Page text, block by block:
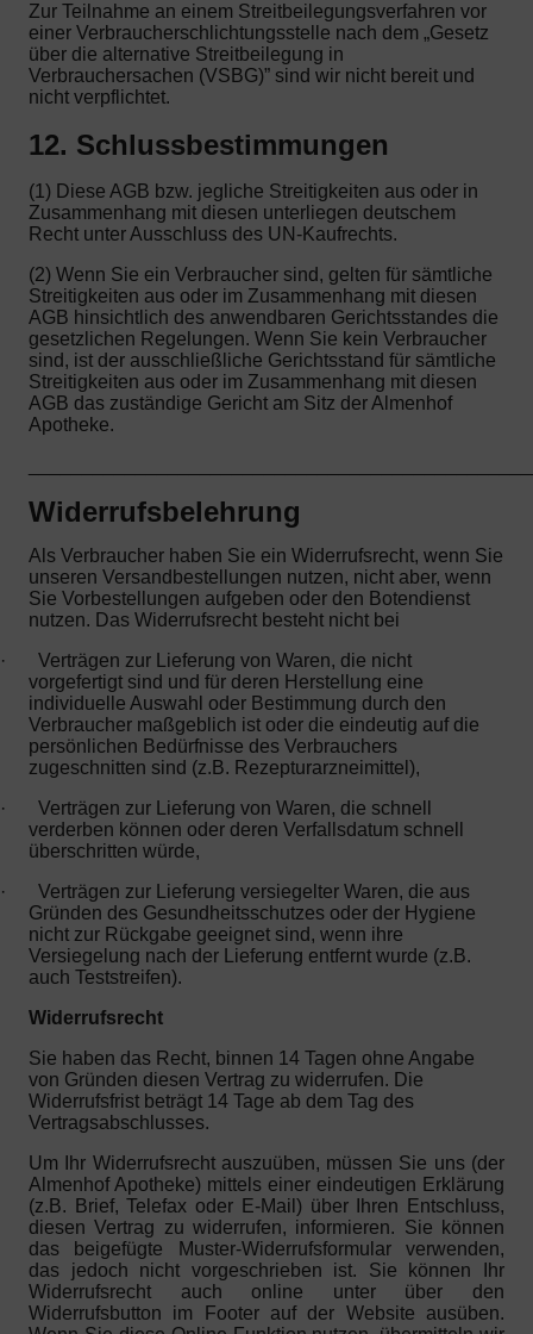
Zur Teilnahme an einem Streitbeilegungsverfahren vor
einer Verbraucherschlichtungsstelle nach dem „Gesetz
über die alternative Streitbeilegung in
Verbrauchersachen (VSBG)” sind wir nicht bereit und
nicht verpflichtet.
12. Schlussbestimmungen
(1) Diese AGB bzw. jegliche Streitigkeiten aus oder in
Zusammenhang mit diesen unterliegen deutschem
Recht unter Ausschluss des UN-Kaufrechts.
(2) Wenn Sie ein Verbraucher sind, gelten für sämtliche
Streitigkeiten aus oder im Zusammenhang mit diesen
AGB hinsichtlich des anwendbaren Gerichtsstandes die
gesetzlichen Regelungen. Wenn Sie kein Verbraucher
sind, ist der ausschließliche Gerichtsstand für sämtliche
Streitigkeiten aus oder im Zusammenhang mit diesen
AGB das zuständige Gericht am Sitz der Almenhof
Apotheke.
Widerrufsbelehrung
Als Verbraucher haben Sie ein Widerrufsrecht, wenn Sie
unseren Versandbestellungen nutzen, nicht aber, wenn
Sie Vorbestellungen aufgeben oder den Botendienst
nutzen. Das Widerrufsrecht besteht nicht bei
·
Verträgen zur Lieferung von Waren, die nicht
vorgefertigt sind und für deren Herstellung eine
individuelle Auswahl oder Bestimmung durch den
Verbraucher maßgeblich ist oder die eindeutig auf die
persönlichen Bedürfnisse des Verbrauchers
zugeschnitten sind (z.B. Rezepturarzneimittel),
·
Verträgen zur Lieferung von Waren, die schnell
verderben können oder deren Verfallsdatum schnell
überschritten würde,
·
Verträgen zur Lieferung versiegelter Waren, die aus
Gründen des Gesundheitsschutzes oder der Hygiene
nicht zur Rückgabe geeignet sind, wenn ihre
Versiegelung nach der Lieferung entfernt wurde (z.B.
auch Teststreifen).
Widerrufsrecht
Sie haben das Recht, binnen 14 Tagen ohne Angabe
von Gründen diesen Vertrag zu widerrufen. Die
Widerrufsfrist beträgt 14 Tage ab dem Tag des
Vertragsabschlusses.
Um Ihr Widerrufsrecht auszuüben, müssen Sie uns (der
Almenhof Apotheke) mittels einer eindeutigen Erklärung
(z.B. Brief, Telefax oder E-Mail) über Ihren Entschluss,
diesen Vertrag zu widerrufen, informieren. Sie können
das beigefügte Muster-Widerrufsformular verwenden,
das jedoch nicht vorgeschrieben ist. Sie können Ihr
Widerrufsrecht auch online unter über den
Widerrufsbutton im Footer auf der Website ausüben.